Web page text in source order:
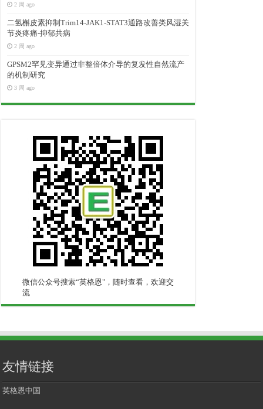
2 周 ago
二氢槲皮素抑制Trim14-JAK1-STAT3通路改善类风湿关
节炎疼痛-抑郁共病
2 周 ago
GPSM2罕见变异通过非整倍体介导的复发性自然流产
的机制研究
3 周 ago
微信公众号搜索“英格恩"，随时查看，欢迎交
流
友情链接
英格恩中国